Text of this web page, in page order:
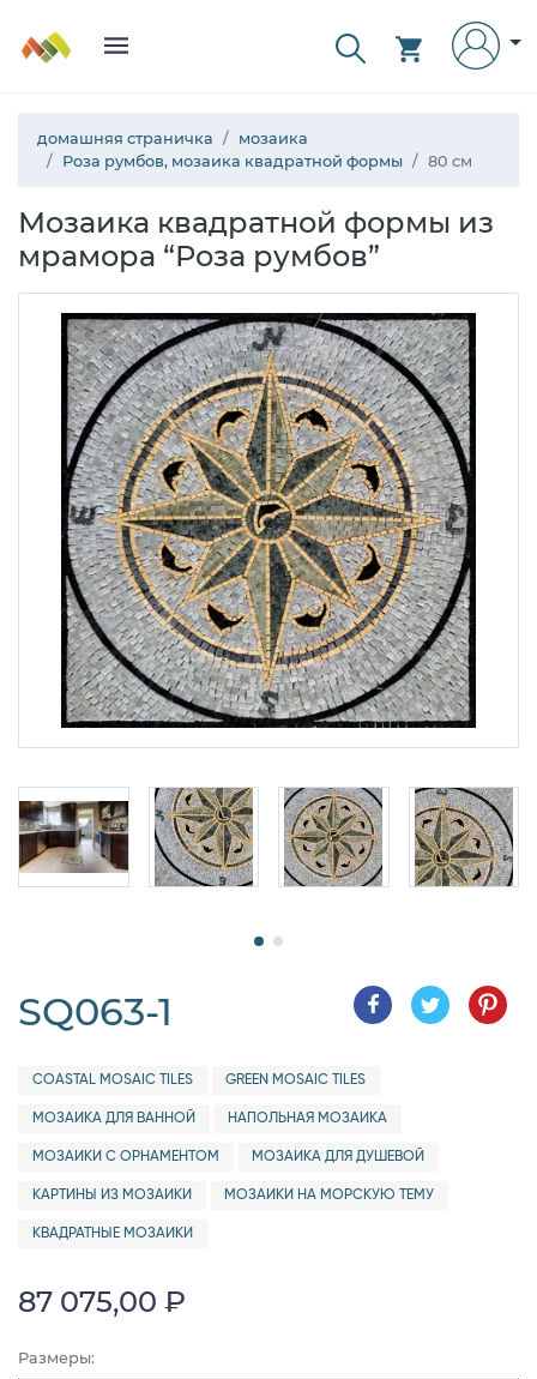
домашняя страничка
мозаика
Роза румбов, мозаика квадратной формы
80 см
Мозаика квадратной формы из
мрамора “Роза румбов”
SQ063-1
COASTAL MOSAIC TILES GREEN MOSAIC TILES
МОЗАИКА ДЛЯ ВАННОЙ НАПОЛЬНАЯ МОЗАИКА
МОЗАИКИ С ОРНАМЕНТОМ МОЗАИКА ДЛЯ ДУШЕВОЙ
КАРТИНЫ ИЗ МОЗАИКИ МОЗАИКИ НА МОРСКУЮ ТЕМУ
КВАДРАТНЫЕ МОЗАИКИ
87 075,00 ₽
Размеры: